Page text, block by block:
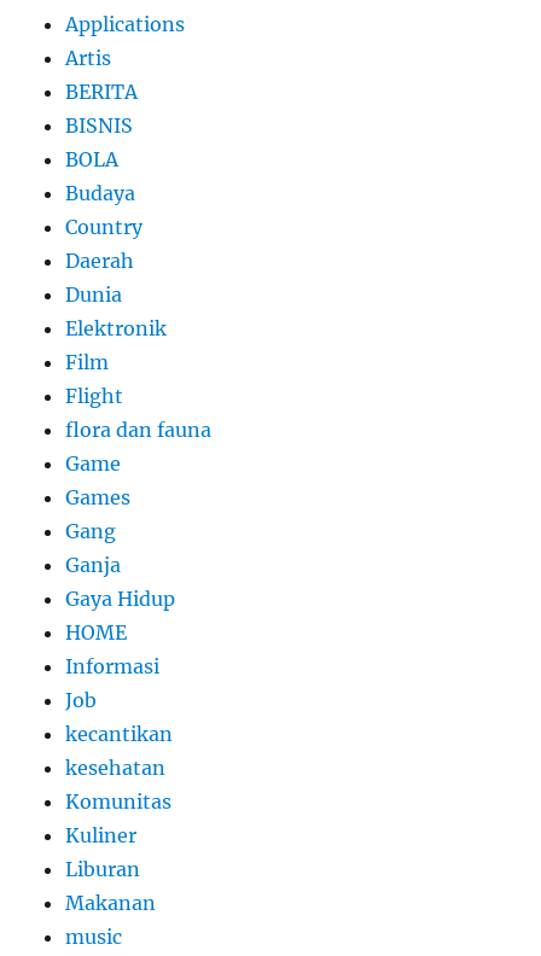
Applications
Artis
BERITA
BISNIS
BOLA
Budaya
Country
Daerah
Dunia
Elektronik
Film
Flight
flora dan fauna
Game
Games
Gang
Ganja
Gaya Hidup
HOME
Informasi
Job
kecantikan
kesehatan
Komunitas
Kuliner
Liburan
Makanan
music